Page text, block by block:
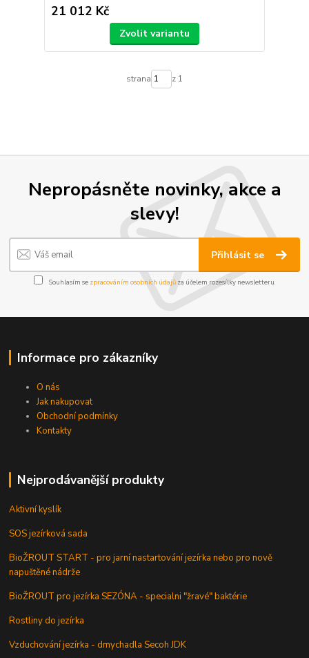
21 012 Kč
Zvolit variantu
strana z 1
Nepropásněte novinky, akce a
slevy!
Přihlásit se
Souhlasím se zpracováním osobních údajůza účelem rozesílky newsletteru.
Informace pro zákazníky
O nás
Jak nakupovat
Obchodní podmínky
Kontakty
Nejprodávanější produkty
Aktivní kyslík
SOS jezírková sada
BioŽROUT START - pro jarní nastartování jezírka nebo pro nově
napuštěné nádrže
BioŽROUT pro jezírka SEZÓNA - specialni "žravé" baktérie
Rostliny do jezírka
Vzduchování jezírka - dmychadla Secoh JDK